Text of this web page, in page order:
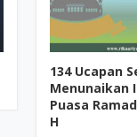
134 Ucapan
Menunaikan
Puasa
H